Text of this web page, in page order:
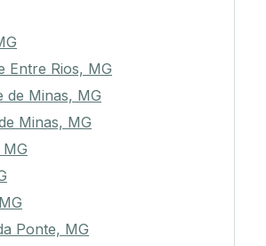
Entre Rios, MG
de Minas, MG
Minas, MG
Ponte, MG